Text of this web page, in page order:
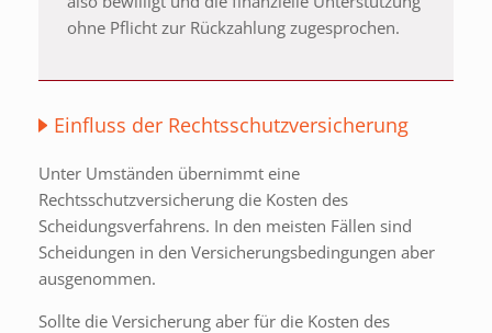
ohne Pflicht zur Rückzahlung zugesprochen.
Einfluss der Rechtsschutzversicherung
Unter Umständen übernimmt eine
Rechtsschutzversicherung die Kosten des
Scheidungsverfahrens. In den meisten Fällen sind
Scheidungen in den Versicherungsbedingungen aber
ausgenommen.
Sollte die Versicherung aber für die Kosten des